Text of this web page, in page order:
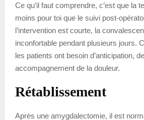
Ce qu’il faut comprendre, c’est que la
moins pour toi que le suivi post-
l’intervention est courte, la
inconfortable pendant plusieurs jours.
les patients ont besoin d’anticipation,
accompagnement de la douleur.
Rétablissement
Après une amygdalectomie, il est